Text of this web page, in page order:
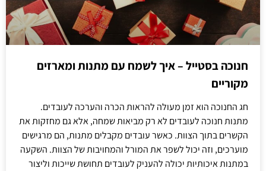
חנוכה בסטייל – איך לשמח עם מתנות ומארזים
מקוריים
חג החנוכה הוא זמן מעולה להראות הכרה והערכה לעובדים.
מתנות חנוכה לעובדים לא רק מביאות שמחה, אלא גם מחזקות את
הקשרים בתוך הצוות. כאשר עובדים מקבלים מתנות, הם מרגישים
מוערכים, וזה יכול לשפר את המורל והמחויבות של הצוות. השקעה
במתנות איכותיות יכולה להעניק לעובדים תחושת שייכות וליצור